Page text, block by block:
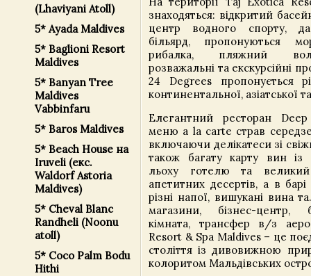
(Lhaviyani Atoll)
5* Ayada Maldives
5* Baglioni Resort
Maldives
5* Banyan Tree
Maldives
Vabbinfaru
5* Baros Maldives
5* Beach House на
Iruveli (екс.
Waldorf Astoria
Maldives)
5* Cheval Blanc
Randheli (Noonu
atoll)
5* Coco Palm Bodu
Hithi
знаходяться: відкритий
центр водного спорту,
більярд, пропонуються
рибалка, пляжний
розважальні та екскурсійні
24 Degrees пропонується
континентальної, азіатської
Елегантний ресторан
меню a la carte страв
включаючи делікатеси зі
також багату карту вин із
льоху готелю та
апетитних десертів, а в
різні напої, вишукані вина
магазини, бізнес-центр,
кімната, трансфер в/з
Resort & Spa Maldives – це
століття із дивовижною
колоритом Мальдівських